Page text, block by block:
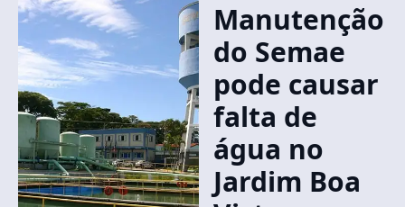
Manutenção
do Semae
pode causar
falta de
água no
Jardim Boa